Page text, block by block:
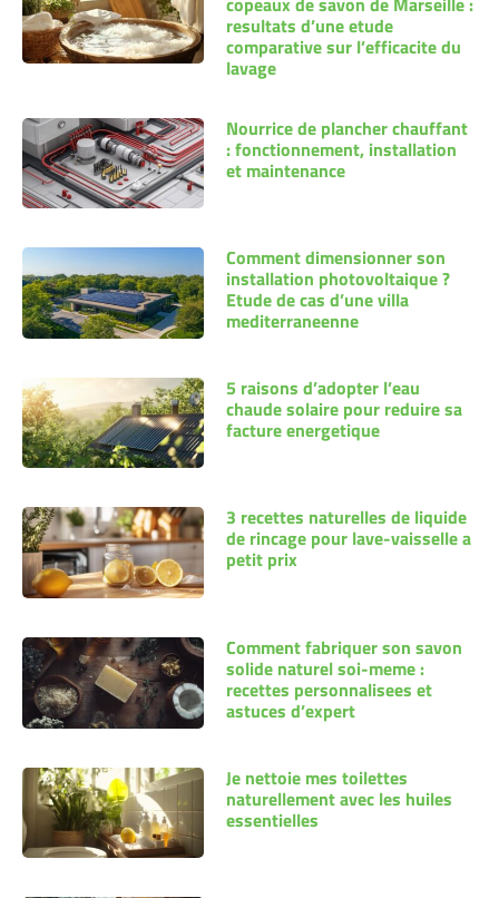
resultats d’une etude
comparative sur l’efficacite du
lavage
Nourrice de plancher chauffant
: fonctionnement, installation
et maintenance
Comment dimensionner son
installation photovoltaique ?
Etude de cas d’une villa
mediterraneenne
5 raisons d’adopter l’eau
chaude solaire pour reduire sa
facture energetique
3 recettes naturelles de liquide
de rincage pour lave-vaisselle a
petit prix
Comment fabriquer son savon
solide naturel soi-meme :
recettes personnalisees et
astuces d’expert
Je nettoie mes toilettes
naturellement avec les huiles
essentielles